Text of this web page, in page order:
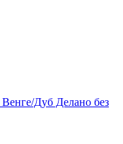
Дуб Делано без